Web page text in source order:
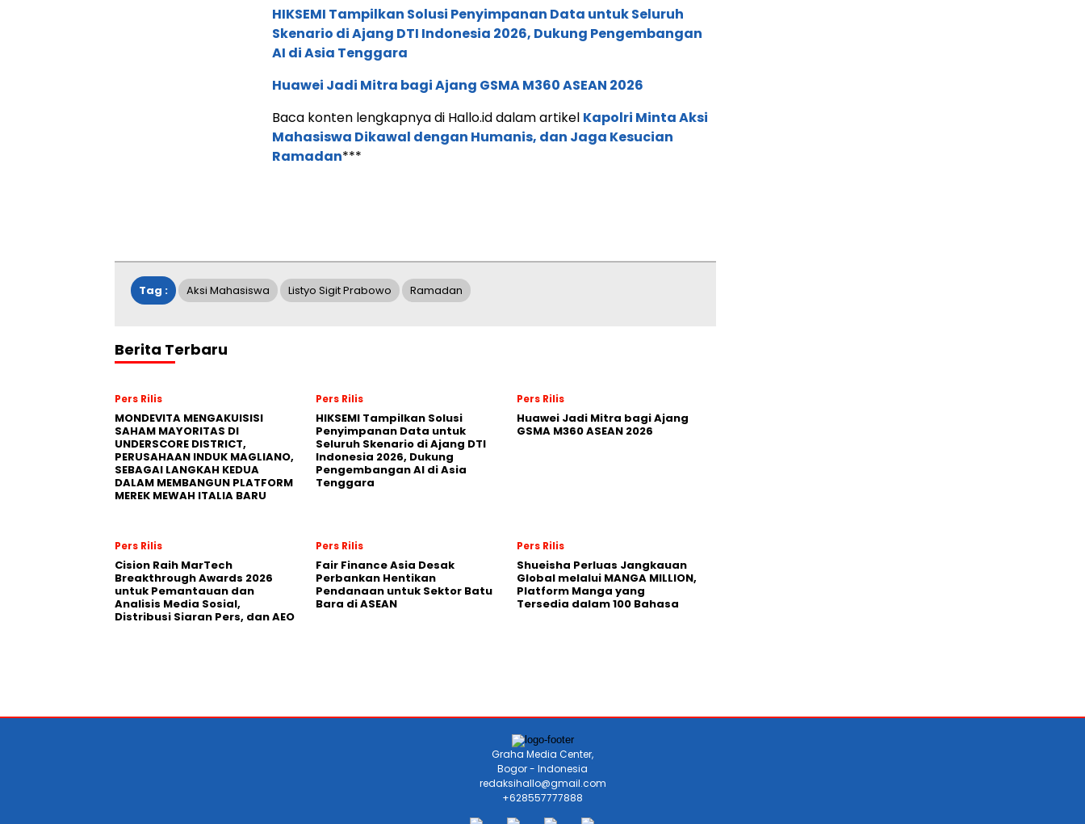
HIKSEMI Tampilkan Solusi Penyimpanan Data untuk Seluruh
Skenario di Ajang DTI Indonesia 2026, Dukung Pengembangan
AI di Asia Tenggara
Huawei Jadi Mitra bagi Ajang GSMA M360 ASEAN 2026
Baca konten lengkapnya di Hallo.id dalam artikel Kapolri Minta Aksi
Mahasiswa Dikawal dengan Humanis, dan Jaga Kesucian
Ramadan***
Tag : Aksi Mahasiswa Listyo Sigit Prabowo Ramadan
Berita Terbaru
Pers Rilis
MONDEVITA MENGAKUISISI
SAHAM MAYORITAS DI
UNDERSCORE DISTRICT,
PERUSAHAAN INDUK MAGLIANO,
SEBAGAI LANGKAH KEDUA
DALAM MEMBANGUN PLATFORM
MEREK MEWAH ITALIA BARU
Pers Rilis
HIKSEMI Tampilkan Solusi
Penyimpanan Data untuk
Seluruh Skenario di Ajang DTI
Indonesia 2026, Dukung
Pengembangan AI di Asia
Tenggara
Pers Rilis
Huawei Jadi Mitra bagi Ajang
GSMA M360 ASEAN 2026
Pers Rilis
Cision Raih MarTech
Breakthrough Awards 2026
untuk Pemantauan dan
Analisis Media Sosial,
Distribusi Siaran Pers, dan AEO
Pers Rilis
Fair Finance Asia Desak
Perbankan Hentikan
Pendanaan untuk Sektor Batu
Bara di ASEAN
Pers Rilis
Shueisha Perluas Jangkauan
Global melalui MANGA MILLION,
Platform Manga yang
Tersedia dalam 100 Bahasa
Graha Media Center,
Bogor - Indonesia
redaksihallo@gmail.com
+628557777888